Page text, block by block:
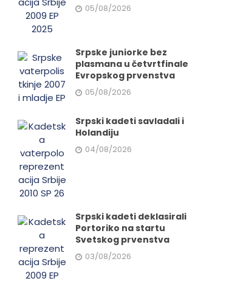
05/08/2026
Srpske juniorke bez
plasmana u četvrtfinale
Evropskog prvenstva
05/08/2026
Srpski kadeti savladali i
Holandiju
04/08/2026
Srpski kadeti deklasirali
Portoriko na startu
Svetskog prvenstva
03/08/2026